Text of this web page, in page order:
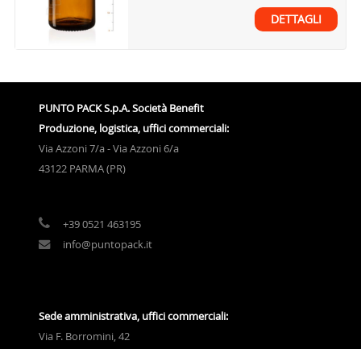
DETTAGLI
PUNTO PACK S.p.A. Società Benefit
Produzione, logistica, uffici commerciali:
Via Azzoni 7/a - Via Azzoni 6/a
43122 PARMA (PR)
+39 0521 463195
info@puntopack.it
Sede amministrativa, uffici commerciali:
Via F. Borromini, 42